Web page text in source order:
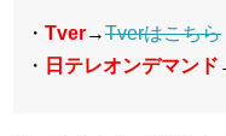
・ Tver→Tverはこちら
・ 日テレオンデマンド